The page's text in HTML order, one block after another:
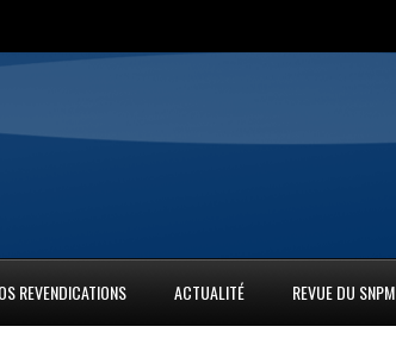
REVENDICATIONS ACTUALITÉ REVUE DU SNPM